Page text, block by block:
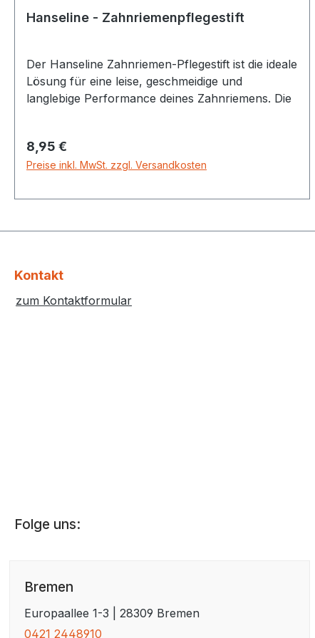
Bereifung und Sattel verwenden Artikelnummer
Hanseline - Zahnriemenpflegestift
Der Hanseline Zahnriemen-Pflegestift ist die ideale
Lösung für eine leise, geschmeidige und
langlebige Performance deines Zahnriemens. Die
vorzeitiger Alterung, Ankleben und Anfrieren. ✔
Reduziert Geräusche – Kein Quietschen oder
Schutz – Verhindert vorzeitige Alterung &
eine geschmeidige, ruhige Laufleistung.✔ Vielseitig
Fahrzeugen & Maschinen.✔ Einfache Anwendung
auftragen. Geeignet für Zahnriemen Inhalt 40
Regulärer Preis:
8,95 €
Preise inkl. MwSt. zzgl. Versandkosten
Kontakt
zum Kontaktformular
Folge uns:
Bremen
Europaallee 1-3 | 28309 Bremen
0421 2448910